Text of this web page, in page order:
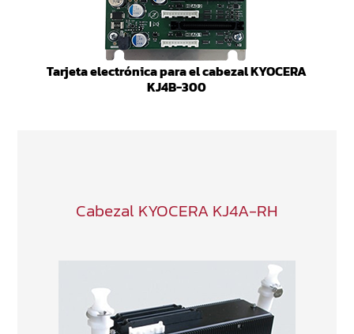
Tarjeta electrónica para el cabezal KYOCERA
KJ4B-300
Cabezal KYOCERA KJ4A-RH